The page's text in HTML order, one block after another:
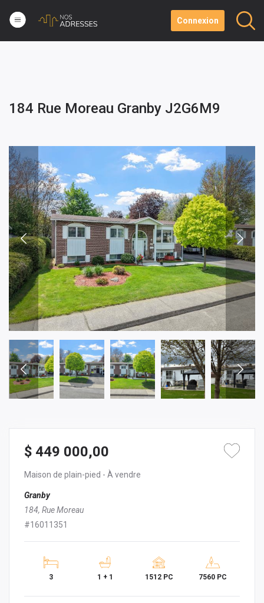
Connexion
184 Rue Moreau Granby J2G6M9
$ 449 000,00
Maison de plain-pied - À vendre
Granby
184, Rue Moreau
#16011351
3 1 + 1 1512 PC 7560 PC